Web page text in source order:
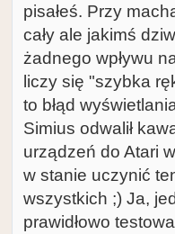
pisałeś. Przy
cały ale jakimś
żadnego wpływu
liczy się "szybka
to błąd
Simius odwalił
urządzeń do Atari
w stanie uczynić
wszystkich ;) Ja,
prawidłowo